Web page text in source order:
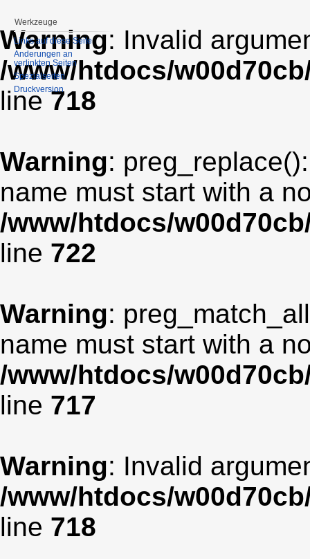
Warning: Invalid
/www/htdocs/
line718
Warning:
name must start with a
/www/htdocs/
line 722
Warning:
name must start with a
/www/htdocs/
line 717
Warning: Invalid
/www/htdocs/
line 718
Werkzeuge
Links auf diese Seite
Änderungen an
verlinkten Seiten
Spezialseiten
Druckversion